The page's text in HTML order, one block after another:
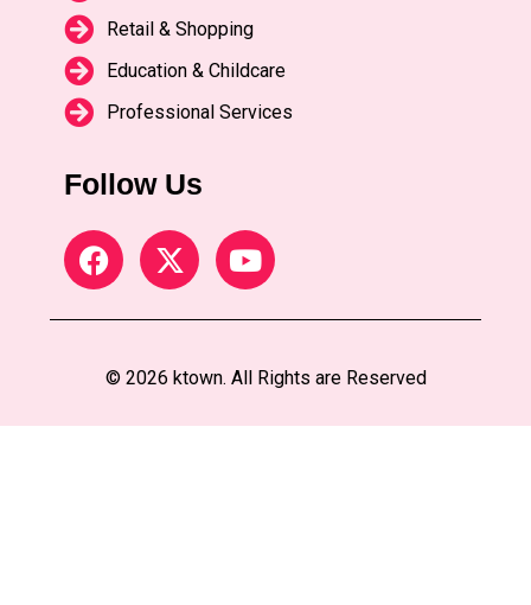
Retail & Shopping
Education & Childcare
Professional Services
Follow Us
© 2026 ktown. All Rights are Reserved